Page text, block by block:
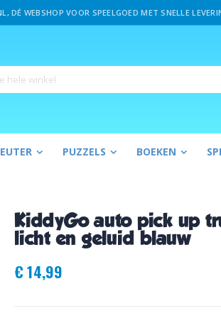
DÉ WEBSHOP VOOR SPEELGOED MET SNELLE
PUZZELS BOEKEN
KiddyGo auto pick up
licht en geluid blauw
€ 14,99